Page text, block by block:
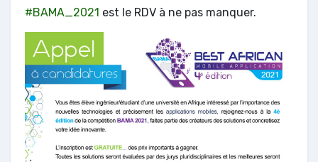
#BAMA_2021 est le RDV à ne pas manquer.